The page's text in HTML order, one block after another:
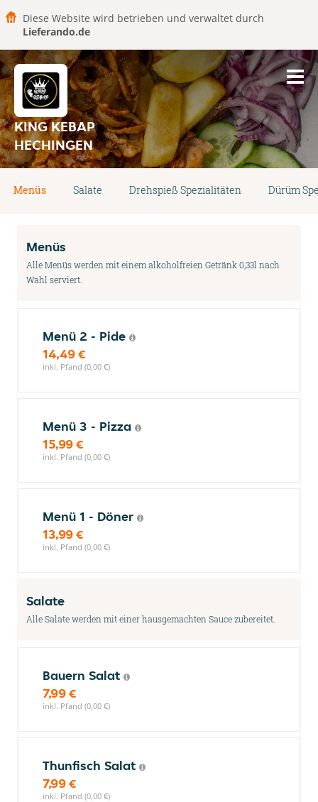
Diese Website wird betrieben und verwaltet durch
Lieferando.de
KING KEBAP
HECHINGEN
Menüs Salate Drehspieß Spezialitäten Dürüm
Menüs
Alle Menüs werden mit einem alkoholfreien Getränk 0,33l nach
Wahl serviert.
Menü 2 - Pide
14,49 €
inkl. Pfand (0,00 €)
Menü 3 - Pizza
15,99 €
inkl. Pfand (0,00 €)
Menü 1 - Döner
13,99 €
inkl. Pfand (0,00 €)
Salate
Alle Salate werden mit einer hausgemachten Sauce zubereitet.
Bauern Salat
7,99 €
inkl. Pfand (0,00 €)
Thunfisch Salat
7,99 €
inkl. Pfand (0,00 €)